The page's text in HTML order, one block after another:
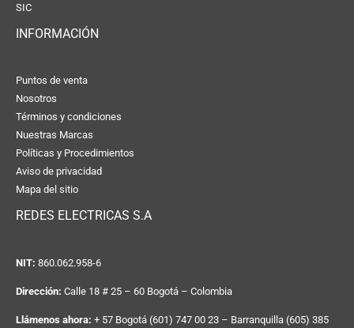
SIC
INFORMACIÓN
Puntos de venta
Nosotros
Términos y condiciones
Nuestras Marcas
Políticas y Procedimientos
Aviso de privacidad
Mapa del sitio
REDES ELECTRICAS S.A
NIT: 860.062.958-6
Dirección: Calle 18 # 25 – 60 Bogotá – Colombia
Llámenos ahora: + 57 Bogotá (601) 747 00 23 – Barranquilla (605) 385